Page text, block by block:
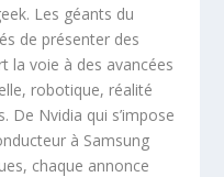
Les géants du
de présenter des
la voie à des avancées
robotique, réalité
De Nvidia qui s’impose
à Samsung
chaque annonce